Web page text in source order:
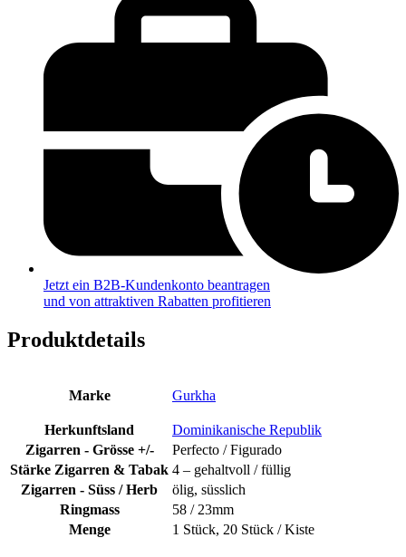
Jetzt ein B2B-Kundenkonto beantragen
und von attraktiven Rabatten profitieren
Produktdetails
Marke Gurkha
Herkunftsland
Dominikanische Republik
Zigarren - Grösse +/-
Perfecto / Figurado
Stärke Zigarren & Tabak 4 – gehaltvoll / füllig
Zigarren - Süss / Herb
ölig, süsslich
Ringmass
58 / 23mm
Menge
1 Stück, 20 Stück / Kiste